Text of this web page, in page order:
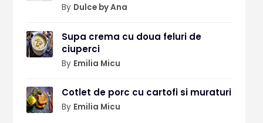
By Dulce by Ana
Supa crema cu doua feluri de
ciuperci
By Emilia Micu
Cotlet de porc cu cartofi si muraturi
By Emilia Micu